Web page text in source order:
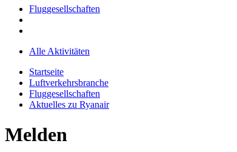
Fluggesellschaften
Alle Aktivitäten
Startseite
Luftverkehrsbranche
Fluggesellschaften
Aktuelles zu Ryanair
Melden